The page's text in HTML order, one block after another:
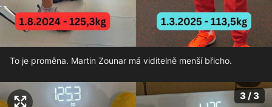
To je proměna. Martin Zounar má viditelně menší břicho.
3 / 3